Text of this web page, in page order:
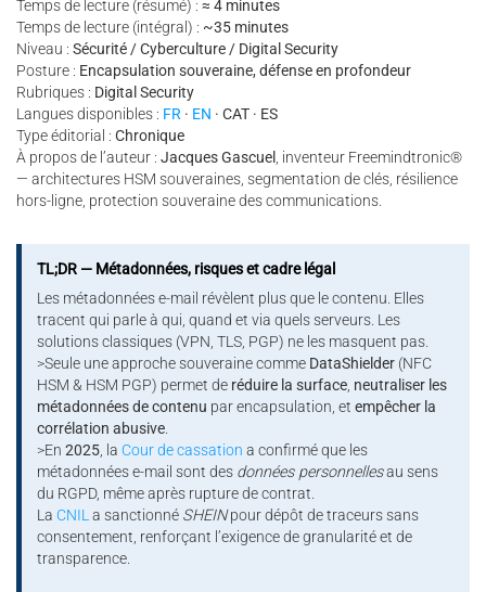
Temps de lecture (résumé) : ≈ 4 minutes
Temps de lecture (intégral) : ~35 minutes
Niveau : Sécurité / Cyberculture / Digital Security
Posture : Encapsulation souveraine, défense en profondeur
Rubriques : Digital Security
Langues disponibles : FR · EN · CAT · ES
Type éditorial : Chronique
À propos de l’auteur : Jacques Gascuel , inventeur Freemindtronic®
— architectures HSM souveraines, segmentation de clés, résilience
hors-ligne, protection souveraine des communications.
TL;DR — Métadonnées, risques et cadre légal
Les métadonnées e-mail révèlent plus que le contenu. Elles
tracent qui parle à qui, quand et via quels serveurs. Les
solutions classiques (VPN, TLS, PGP) ne les masquent pas.
>Seule une approche souveraine comme DataShielder (NFC
HSM & HSM PGP) permet de réduire la surface, neutraliser les
métadonnées de contenu par encapsulation, etempêcher la
corrélation abusive.
>En2025, la Cour de cassation a confirmé que les
métadonnées e-mail sont des données personnellesau sens
du RGPD, même après rupture de contrat.
La CNILa sanctionné SHEINpour dépôt de traceurs sans
consentement, renforçant l’exigence de granularité et de
transparence.